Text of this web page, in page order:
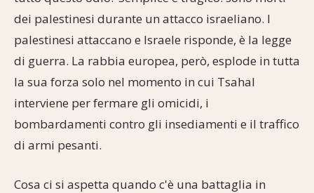
dei palestinesi durante un attacco israeliano. I
palestinesi attaccano e Israele risponde, è la legge
di guerra. La rabbia europea, però, esplode in tutta
la sua forza solo nel momento in cui Tsahal
interviene per fermare gli omicidi, i
bombardamenti contro gli insediamenti e il traffico
di armi pesanti.
Cosa ci si aspetta quando c'è una battaglia in